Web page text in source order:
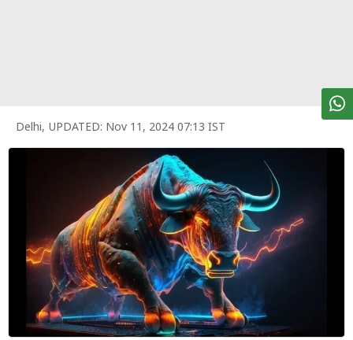
बिजनेस
न्यूज
वीडियो
म्यूचुअल
फंड
Delhi, UPDATED: Nov 11, 2024 07:13 IST